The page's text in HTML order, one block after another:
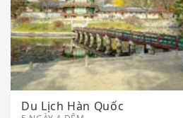
Du Lịch Hàn Quốc